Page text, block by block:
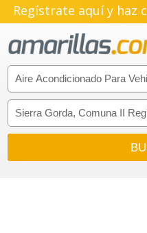
Regístrate aquí y haz